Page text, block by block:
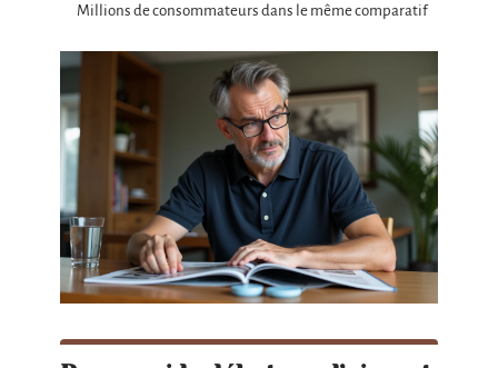
Millions de consommateurs dans le même comparatif